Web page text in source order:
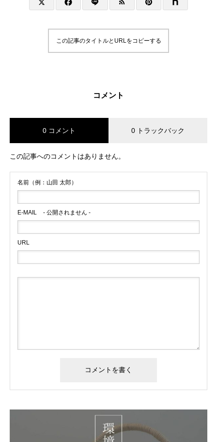
この記事のタイトルとURLをコピーする
コメント
0 コメント 0 トラックバック
この記事へのコメントはありません。
名前（例：山田 太郎）
E-MAIL - 公開されません -
URL